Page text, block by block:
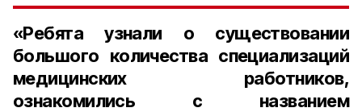
«Ребята узнали о существовании
большого количества специализаций
медицинских работников,
ознакомились с названием